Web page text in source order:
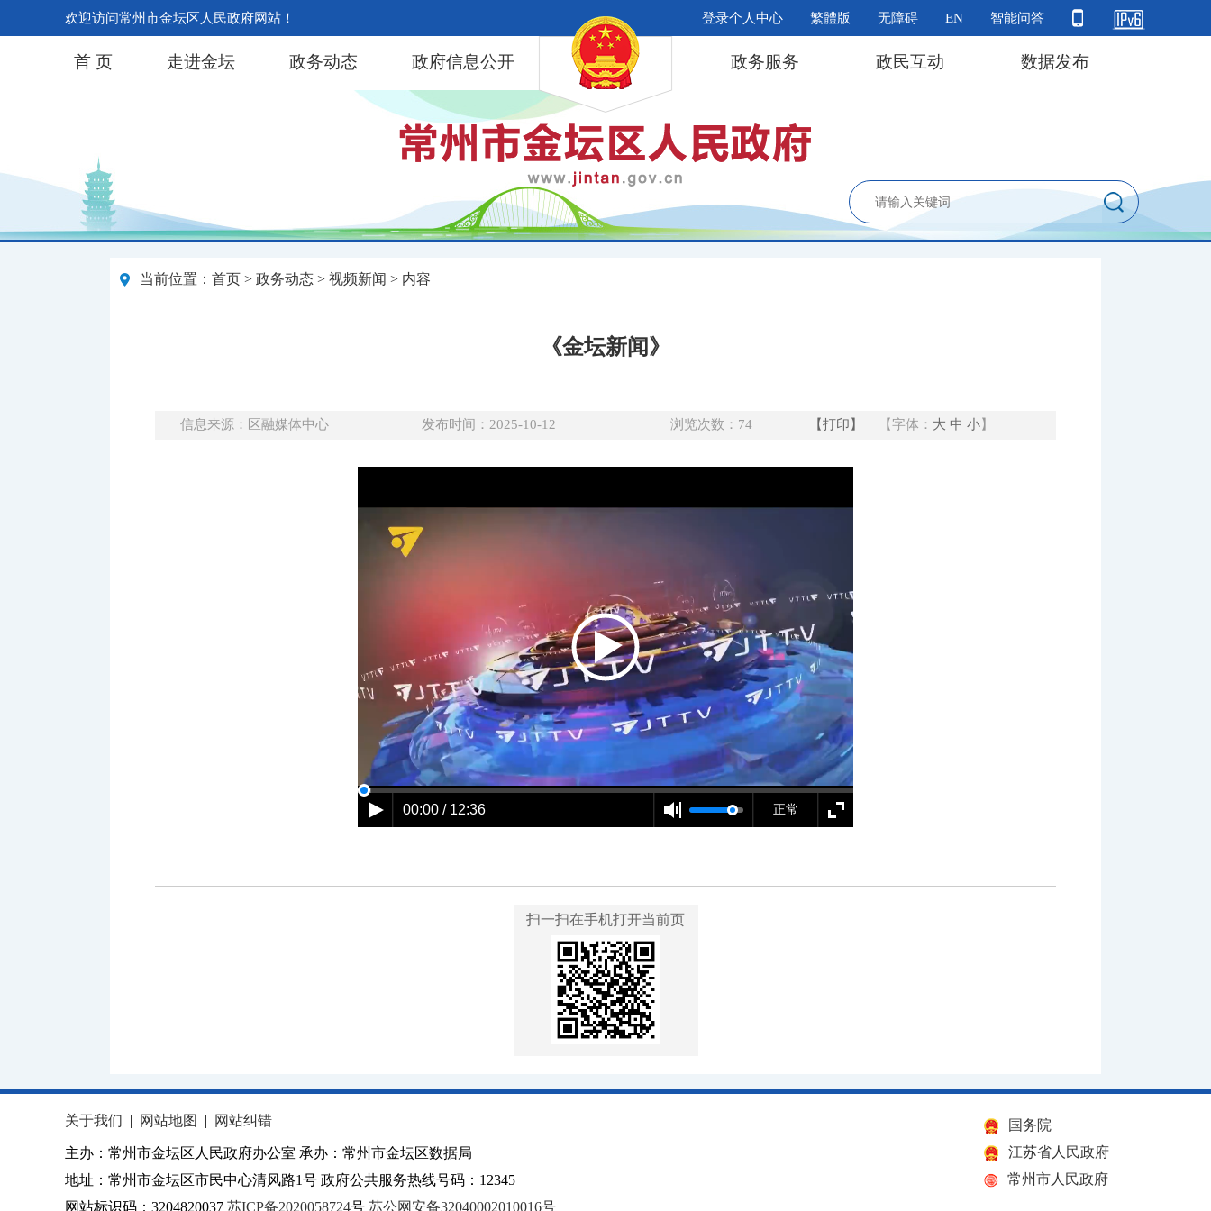
欢迎访问常州市金坛区人民政府网站！ 登录个人中心 繁體版 无障碍 EN 智能问答
首 页 走进金坛 政务动态 政府信息公开 政务服务 政民互动 数据发布
当前位置： 首页 > 政务动态 > 视频新闻 > 内容
《金坛新闻》
信息来源：区融媒体中心 发布时间：2025-10-12 浏览次数： 74 【打印】 【字体： 大 中 小】
00:00 / 12:36 正常
扫一扫在手机打开当前页
关于我们 | 网站地图 | 网站纠错
主办：常州市金坛区人民政府办公室 承办：常州市金坛区数据局
地址：常州市金坛区市民中心清风路1号 政府公共服务热线号码：12345
网站标识码：3204820037 苏ICP备2020058724号 苏公网安备32040002010016号
国务院
江苏省人民政府
常州市人民政府